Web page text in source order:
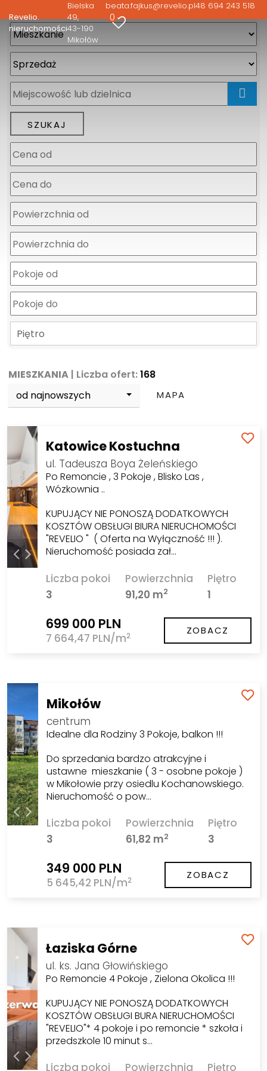
Revelio.
nieruchomości
Bielska
49
43-190
Mikołów
beata.fajkus@revelio.pl48 694 243 518
0
Piętro
MIESZKANIA | Liczba ofert:168
od najnowszych
MAPA
Katowice Kostuchna
ul. Tadeusza Boya Żeleńskiego
Po Remoncie , 3 Pokoje , Blisko Las ,
Wózkownia ..
KUPUJĄCY NIE PONOSZĄ DODATKOWYCH
KOSZTÓW OBSŁUGI BIURA NIERUCHOMOŚCI
"REVELIO " ( Oferta na Wyłączność !!! ).
Nieruchomość posiada zał…
Liczba pokoi
3
Powierzchnia
91,20 m2
Piętro
1
699 000 PLN
7 664,47 PLN/m2 ZOBACZ
Mikołów
centrum
Idealne dla Rodziny 3 Pokoje, balkon !!!
Do sprzedania bardzo atrakcyjne i
ustawne mieszkanie ( 3 - osobne pokoje )
w Mikołowie przy osiedlu Kochanowskiego.
Nieruchomość o pow…
Liczba pokoi
3
Powierzchnia
61,82 m2
Piętro
3
349 000 PLN
5 645,42 PLN/m2 ZOBACZ
Łaziska Górne
ul. ks. Jana Głowińskiego
Po Remoncie 4 Pokoje , Zielona Okolica !!!
KUPUJĄCY NIE PONOSZĄ DODATKOWYCH
KOSZTÓW OBSŁUGI BURA NIERUCHOMOŚCI
"REVELIO"* 4 pokoje i po remoncie * szkoła i
przedszkole 10 minut s…
Liczba pokoi Powierzchnia Piętro